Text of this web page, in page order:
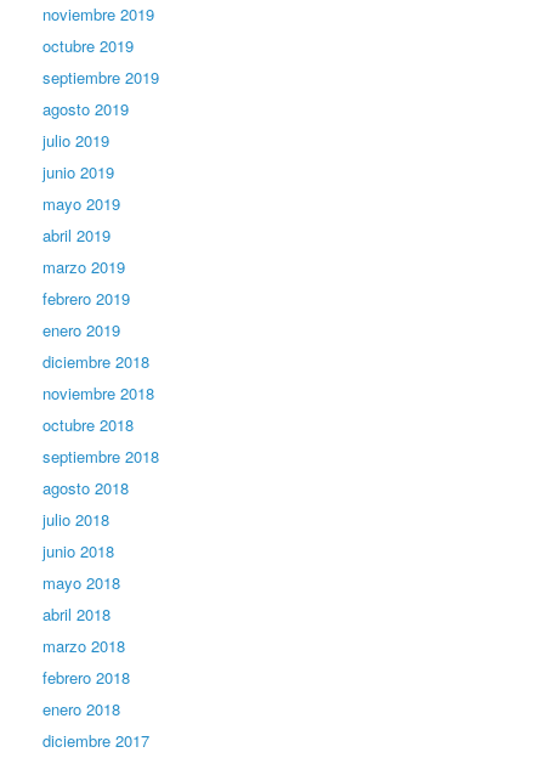
noviembre 2019
octubre 2019
septiembre 2019
agosto 2019
julio 2019
junio 2019
mayo 2019
abril 2019
marzo 2019
febrero 2019
enero 2019
diciembre 2018
noviembre 2018
octubre 2018
septiembre 2018
agosto 2018
julio 2018
junio 2018
mayo 2018
abril 2018
marzo 2018
febrero 2018
enero 2018
diciembre 2017